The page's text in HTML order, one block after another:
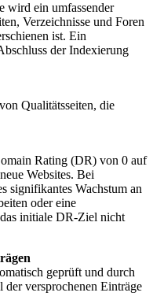
wird ein umfassender
Verzeichnisse und Foren
ist. Ein
der Indexierung
Qualitätsseiten, die
Rating (DR) von 0 auf
Websites. Bei
signifikantes Wachstum an
oder eine
initiale DR-Ziel nicht
geprüft und durch
der versprochenen Einträge